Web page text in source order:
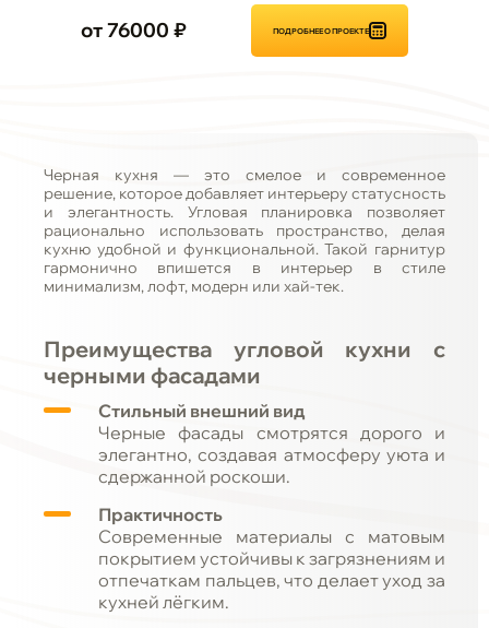
от 76000 ₽ ПОДРОБНЕЕ О ПРОЕКТЕ
Черная кухня — это смелое и современное
решение, которое добавляет интерьеру статусность
и элегантность. Угловая планировка позволяет
рационально использовать пространство, делая
кухню удобной и функциональной. Такой гарнитур
гармонично впишется в интерьер в стиле
минимализм, лофт, модерн или хай-тек.
Преимущества угловой кухни с
черными фасадами
Стильный внешний вид
Черные фасады смотрятся дорого и
элегантно, создавая атмосферу уюта и
сдержанной роскоши.
Практичность
Современные материалы с матовым
покрытием устойчивы к загрязнениям и
отпечаткам пальцев, что делает уход за
кухней лёгким.